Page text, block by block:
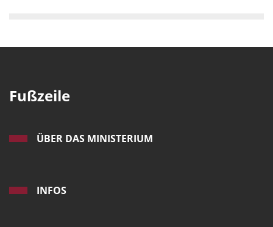
Fußzeile
ÜBER DAS MINISTERIUM
INFOS